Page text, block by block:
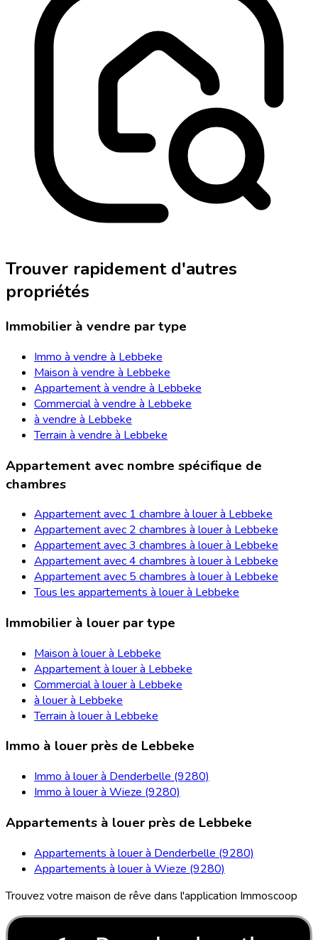
Trouver rapidement d'autres
propriétés
Immobilier à vendre par type
Immo à vendre à Lebbeke
Maison à vendre à Lebbeke
Appartement à vendre à Lebbeke
Commercial à vendre à Lebbeke
à vendre à Lebbeke
Terrain à vendre à Lebbeke
Appartement avec nombre spécifique de
chambres
Appartement avec 1 chambre à louer à Lebbeke
Appartement avec 2 chambres à louer à Lebbeke
Appartement avec 3 chambres à louer à Lebbeke
Appartement avec 4 chambres à louer à Lebbeke
Appartement avec 5 chambres à louer à Lebbeke
Tous les appartements à louer à Lebbeke
Immobilier à louer par type
Maison à louer à Lebbeke
Appartement à louer à Lebbeke
Commercial à louer à Lebbeke
à louer à Lebbeke
Terrain à louer à Lebbeke
Immo à louer près de Lebbeke
Immo à louer à Denderbelle (9280)
Immo à louer à Wieze (9280)
Appartements à louer près de Lebbeke
Appartements à louer à Denderbelle (9280)
Appartements à louer à Wieze (9280)
Trouvez votre maison de rêve dans l'application Immoscoop